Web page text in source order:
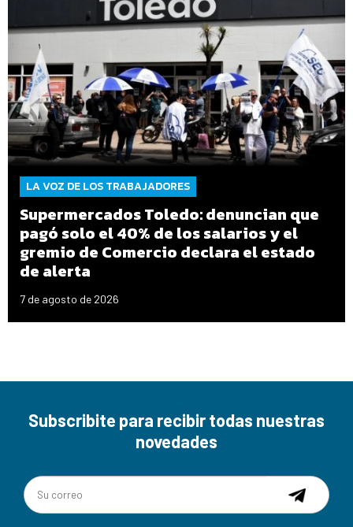
LA VOZ DE LOS TRABAJADORES
Supermercados Toledo: denuncian que
pagó solo el 40% de los salarios y el
gremio de Comercio declara el estado
de alerta
7 de agosto de 2026
Subscribite para recibir todas nuestras
novedades